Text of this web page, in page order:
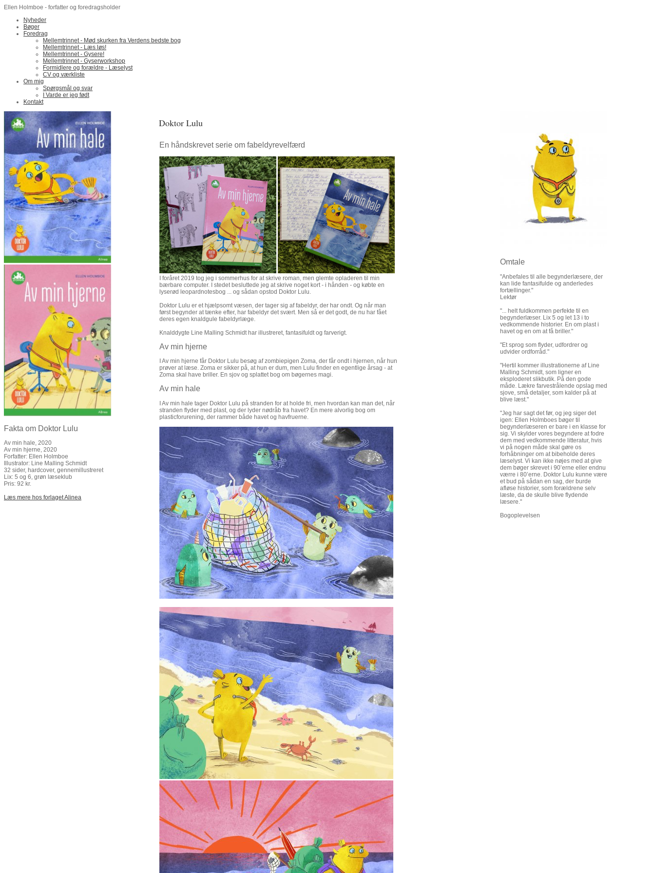
Ellen Holmboe - forfatter og foredragsholder
Nyheder
Bøger
Foredrag
Mellemtrinnet - Mød skurken fra Verdens bedste bog
Mellemtrinnet - Læs løs!
Mellemtrinnet - Gysere!
Mellemtrinnet - Gyserworkshop
Formidlere og forældre - Læselyst
CV og værkliste
Om mig
Spørgsmål og svar
I Varde er jeg født
Kontakt
Fakta om Doktor Lulu
Av min hale, 2020
Av min hjerne, 2020
Forfatter: Ellen Holmboe
Illustrator: Line Malling Schmidt
32 sider, hardcover, gennemillustreret
Lix: 5 og 6, grøn læseklub
Pris: 92 kr.
Læs mere hos forlaget Alinea
Doktor Lulu
En håndskrevet serie om fabeldyrevelfærd
I foråret 2019 tog jeg i sommerhus for at skrive roman, men glemte opladeren til min
bærbare computer. I stedet besluttede jeg at skrive noget kort - i hånden - og købte en
lyserød leopardnotesbog ... og sådan opstod Doktor Lulu.
Doktor Lulu er et hjælpsomt væsen, der tager sig af fabeldyr, der har ondt. Og når man
først begynder at tænke efter, har fabeldyr det svært. Men så er det godt, de nu har fået
deres egen knaldgule fabeldyrlæge.
Knalddygte Line Malling Schmidt har illustreret, fantasifuldt og farverigt.
Av min hjerne
I Av min hjerne får Doktor Lulu besøg af zombiepigen Zoma, der får ondt i hjernen, når hun
prøver at læse. Zoma er sikker på, at hun er dum, men Lulu finder en egentlige årsag - at
Zoma skal have briller. En sjov og splattet bog om bøgernes magi.
Av min hale
I Av min hale tager Doktor Lulu på stranden for at holde fri, men hvordan kan man det, når
stranden flyder med plast, og der lyder nødråb fra havet? En mere alvorlig bog om
plasticforurening, der rammer både havet og havfruerne.
Omtale
"Anbefales til alle begynderlæsere, der
kan lide fantasifulde og anderledes
fortællinger."
Lektør
"... helt fuldkommen perfekte til en
begynderlæser. Lix 5 og let 13 i to
vedkommende historier. En om plast i
havet og en om at få briller."
"Et sprog som flyder, udfordrer og
udvider ordforråd."
"Hertil kommer illustrationerne af Line
Malling Schmidt, som ligner en
eksploderet slikbutik. På den gode
måde. Lækre farvestrålende opslag med
sjove, små detaljer, som kalder på at
blive læst."
"Jeg har sagt det før, og jeg siger det
igen: Ellen Holmboes bøger til
begynderlæseren er bare i en klasse for
sig. Vi skylder vores begyndere at fodre
dem med vedkommende litteratur, hvis
vi på nogen måde skal gøre os
forhåbninger om at bibeholde deres
læselyst. Vi kan ikke nøjes med at give
dem bøger skrevet i 90’erne eller endnu
værre i 80’erne. Doktor Lulu kunne være
et bud på sådan en sag, der burde
afløse historier, som forældrene selv
læste, da de skulle blive flydende
læsere."
Bogoplevelsen